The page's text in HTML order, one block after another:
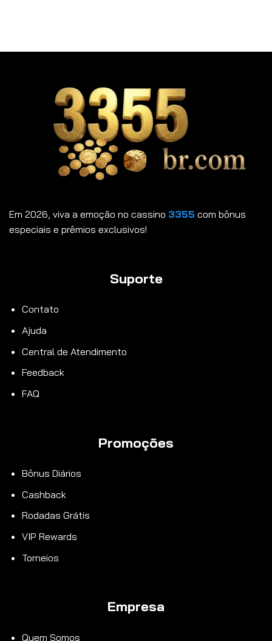
Em 2026, viva a emoção no cassino 3355 com bônus
especiais e prêmios exclusivos!
Suporte
Contato
Ajuda
Central de Atendimento
Feedback
FAQ
Promoções
Bônus Diários
Cashback
Rodadas Grátis
VIP Rewards
Torneios
Empresa
Quem Somos